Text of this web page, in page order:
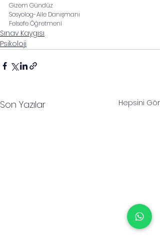
Gizem Gündüz
Sosyolog-Aile Danışmanı
Felsefe Öğretmeni
Sınav Kaygısı
Psikoloji
Son Yazılar Hepsini Gör